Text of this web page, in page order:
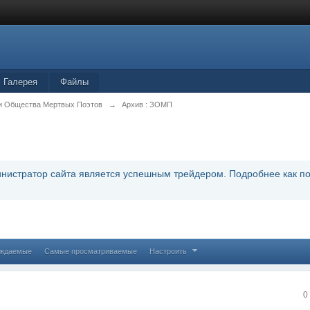
Галерея Файлы
Общества Мертвых Поэтов → Архив : ЗОМП
сайта является успешным трейдером. Подробнее как
Самые просматриваемые Настроить
0